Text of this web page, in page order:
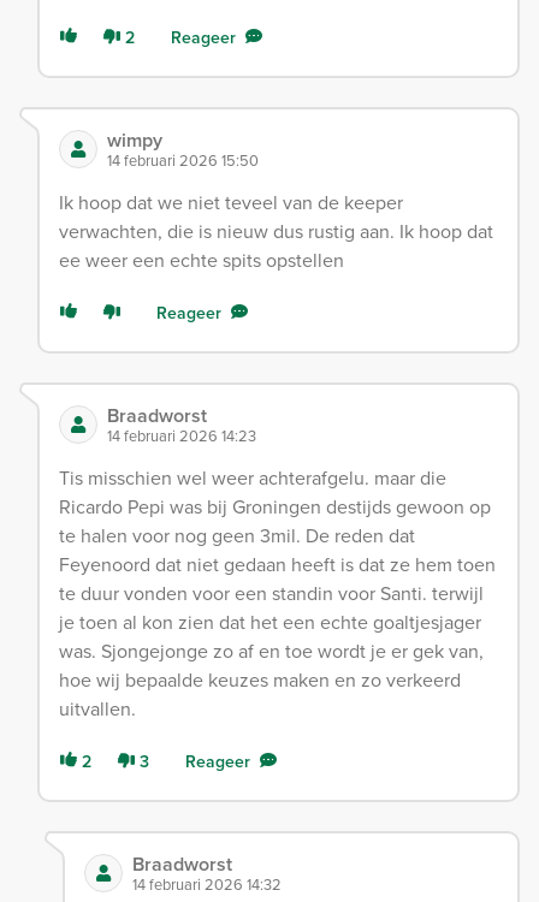
2 Reageer
wimpy
14 februari 2026 15:50
Ik hoop dat we niet teveel van de keeper
verwachten, die is nieuw dus rustig aan. Ik hoop dat
ee weer een echte spits opstellen
Reageer
Braadworst
14 februari 2026 14:23
Tis misschien wel weer achterafgelu. maar die
Ricardo Pepi was bij Groningen destijds gewoon op
te halen voor nog geen 3mil. De reden dat
Feyenoord dat niet gedaan heeft is dat ze hem toen
te duur vonden voor een standin voor Santi. terwijl
je toen al kon zien dat het een echte goaltjesjager
was. Sjongejonge zo af en toe wordt je er gek van,
hoe wij bepaalde keuzes maken en zo verkeerd
uitvallen.
2 3 Reageer
Braadworst
14 februari 2026 14:32